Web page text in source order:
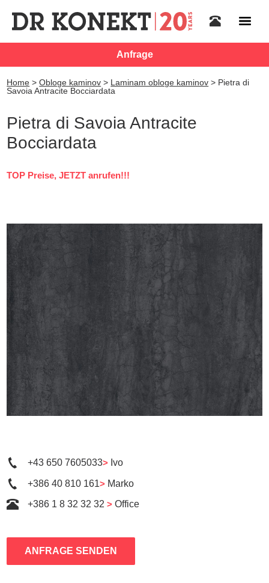
Anfrage
Home >Obloge kaminov > Laminam obloge kaminov > Pietra di
Savoia Antracite Bocciardata
Pietra di Savoia Antracite
Bocciardata
TOP Preise, JETZT anrufen!!!
+43 650 7605033> Ivo
+386 40 810 161> Marko
+386 1 8 32 32 32> Office
ANFRAGE SENDEN